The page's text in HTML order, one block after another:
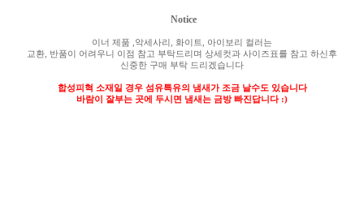
Notice
이너 제품 악세사리 화이트
아이보리 컬러는
교환 반품이 어려우니 이점 참고 부탁드리며 상세컷과 사이즈표를 참고 하신후
신중한 구매 부탁 드리겠습니다
합성피혁 소재일 경우 섬유특유의 냄새가 조금 날수도 있습니다
바람이 잘부는 곳에 두시면 냄새는 금방 빠진답니다 :)